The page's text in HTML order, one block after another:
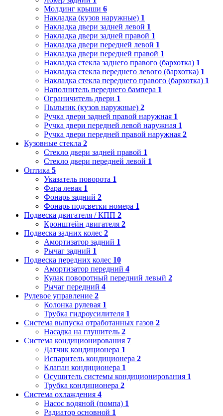
Молдинг крыши 6
Накладка (кузов наружные) 1
Накладка двери задней левой 1
Накладка двери задней правой 1
Накладка двери передней левой 1
Накладка двери передней правой 1
Накладка стекла заднего правого (бархотка) 1
Накладка стекла переднего левого (бархотка) 1
Накладка стекла переднего правого (бархотка) 1
Наполнитель переднего бампера 1
Ограничитель двери 1
Пыльник (кузов наружные) 2
Ручка двери задней правой наружная 1
Ручка двери передней левой наружная 1
Ручка двери передней правой наружная 2
Кузовные стекла 2
Стекло двери задней правой 1
Стекло двери передней левой 1
Оптика 5
Указатель поворота 1
Фара левая 1
Фонарь задний 2
Фонарь подсветки номера 1
Подвеска двигателя / КПП 2
Кронштейн двигателя 2
Подвеска задних колес 2
Амортизатор задний 1
Рычаг задний 1
Подвеска передних колес 10
Амортизатор передний 4
Кулак поворотный передний левый 2
Рычаг передний 4
Рулевое управление 2
Колонка рулевая 1
Трубка гидроусилителя 1
Система выпуска отработанных газов 2
Насадка на глушитель 2
Система кондиционирования 7
Датчик кондиционера 1
Испаритель кондиционера 2
Клапан кондиционера 1
Осушитель системы кондиционирования 1
Трубка кондиционера 2
Система охлаждения 4
Насос водяной (помпа) 1
Радиатор основной 1